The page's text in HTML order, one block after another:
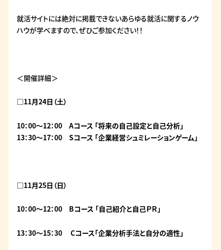
就活サイトには絶対に掲載できないあらゆる就活に関するノウ
ハウが学べますので、ぜひご参加ください！！
＜開催詳細＞
□11月24日（土）
10：00～12：00 Aコース 「将来の自己設定と自己分析」
13：30～17：00 Sコース 「企業経営シュミレーションゲーム」
□11月25日（日）
10：00～12：00 Bコース 「自己紹介と自己ＰＲ」
13：30～15：30 Cコース「企業分析手法と自分の適性」